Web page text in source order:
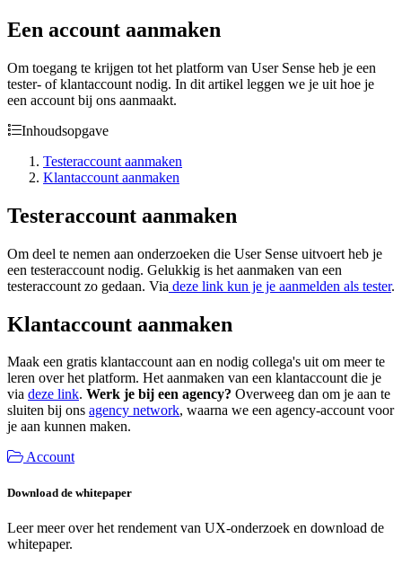
Een account aanmaken
Om toegang te krijgen tot het platform van User Sense heb je een
tester- of klantaccount nodig. In dit artikel leggen we je uit hoe je
een account bij ons aanmaakt.
Inhoudsopgave
Testeraccount aanmaken
Klantaccount aanmaken
Testeraccount aanmaken
Om deel te nemen aan onderzoeken die User Sense uitvoert heb je
een testeraccount nodig. Gelukkig is het aanmaken van een
testeraccount zo gedaan. Via deze link kun je je aanmelden als tester.
Klantaccount aanmaken
Maak een gratis klantaccount aan en nodig collega's uit om meer te
leren over het platform. Het aanmaken van een klantaccount die je
via deze link. Werk je bij een agency? Overweeg dan om je aan te
sluiten bij ons agency network, waarna we een agency-account voor
je aan kunnen maken.
Account
Download de whitepaper
Leer meer over het rendement van UX-onderzoek en download de
whitepaper.